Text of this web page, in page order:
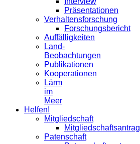
Präsentationen
Verhaltensforschung
Forschungsbericht
Auffälligkeiten
Land-
Beobachtungen
Publikationen
Kooperationen
Lärm
im
Meer
Helfen!
Mitgliedschaft
Mitgliedschaftsantrag
Patenschaft